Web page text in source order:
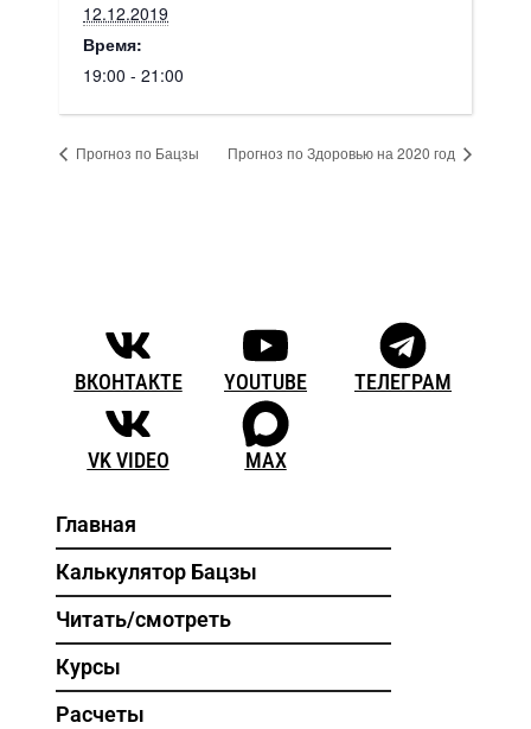
12.12.2019
Время:
19:00 - 21:00
Прогноз по Бацзы Прогноз по Здоровью на 2020 год
ВКОНТАКТЕ YOUTUBE ТЕЛЕГРАМ
VK VIDEO MAX
Главная
Калькулятор Бацзы
Читать/смотреть
Курсы
Расчеты